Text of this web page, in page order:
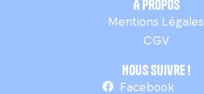
A propos
Mentions Légales
CGV
Nous suivre !
Facebook